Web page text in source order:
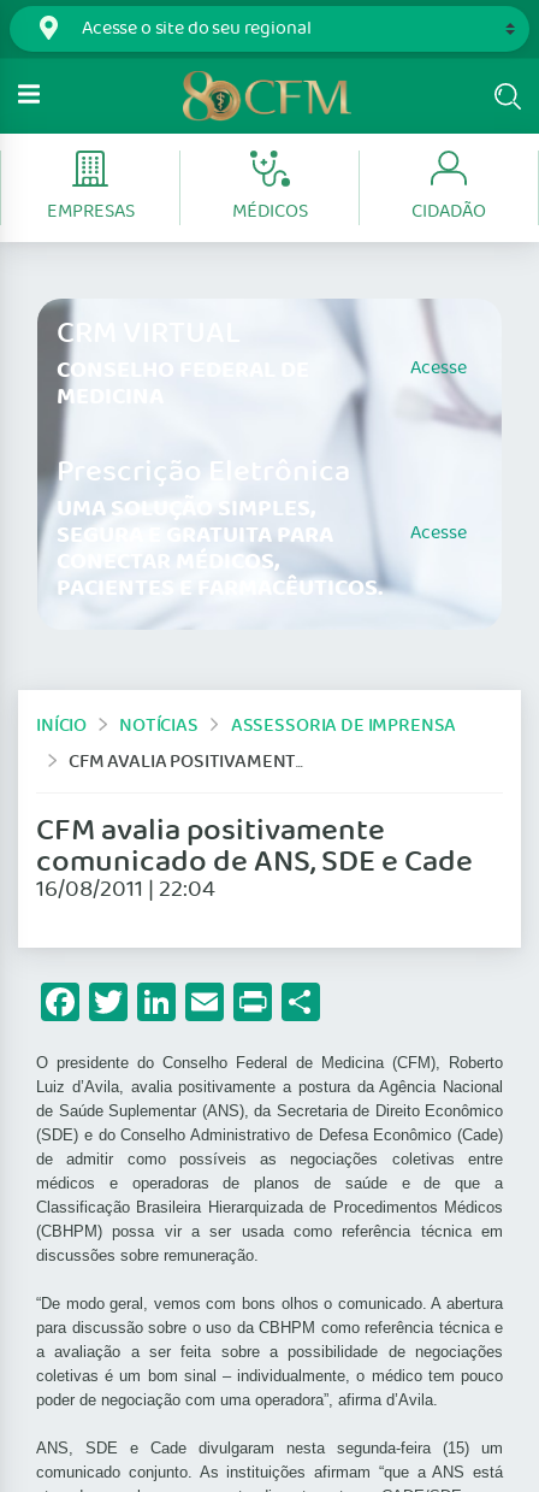
EMPRESAS MÉDICOS CIDADÃO
CRM VIRTUAL
CONSELHO FEDERAL DE
MEDICINA
Acesse
Prescrição Eletrônica
UMA SOLUÇÃO SIMPLES,
SEGURA E GRATUITA PARA
CONECTAR MÉDICOS,
PACIENTES E FARMACÊUTICOS.
Acesse
INÍCIO NOTÍCIAS
ASSESSORIA DE IMPRENSA
CFM AVALIA POSITIVAMENTE COMUNICADO DE ANS, SDE E CADE
CFM avalia positivamente
comunicado de ANS, SDE e Cade
16/08/2011 | 22:04
Facebook
Twitter
LinkedIn
Email
Print
O presidente do Conselho Federal de Medicina (CFM), Roberto
Luiz d’Avila, avalia positivamente a postura da Agência Nacional
de Saúde Suplementar (ANS), da Secretaria de Direito Econômico
(SDE) e do Conselho Administrativo de Defesa Econômico (Cade)
de admitir como possíveis as negociações coletivas entre
médicos e operadoras de planos de saúde e de que a
Classificação Brasileira Hierarquizada de Procedimentos Médicos
(CBHPM) possa vir a ser usada como referência técnica em
discussões sobre remuneração.
“De modo geral, vemos com bons olhos o comunicado. A abertura
para discussão sobre o uso da CBHPM como referência técnica e
a avaliação a ser feita sobre a possibilidade de negociações
coletivas é um bom sinal – individualmente, o médico tem pouco
poder de negociação com uma operadora”, afirma d’Avila.
ANS, SDE e Cade divulgaram nesta segunda-feira (15) um
comunicado conjunto. As instituições afirmam “que a ANS está